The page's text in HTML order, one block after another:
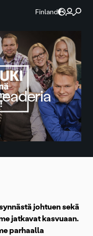
Finland
johtuen sekä
jatkavat kasvuaan.
parhaalla